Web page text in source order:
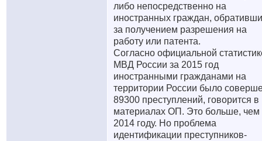
либо непосредственно на
иностранных граждан,
за получением разрешения на
работу или патента.
Согласно официальной
МВД России за 2015 год
иностранными гражданами на
территории России было
89300 преступлений, говорится в
материалах ОП. Это больше, чем
2014 году. Но проблема
идентификации преступников-